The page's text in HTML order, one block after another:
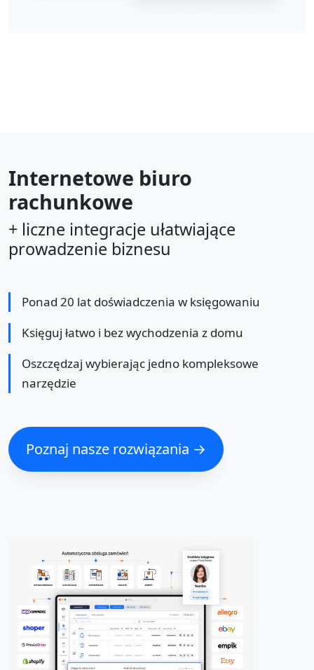
Internetowe biuro
rachunkowe
+ liczne integracje ułatwiające
prowadzenie biznesu
Ponad 20 lat doświadczenia w księgowaniu
Księguj łatwo i bez wychodzenia z domu
Oszczędzaj wybierając jedno kompleksowe
narzędzie
Poznaj nasze rozwiązania →